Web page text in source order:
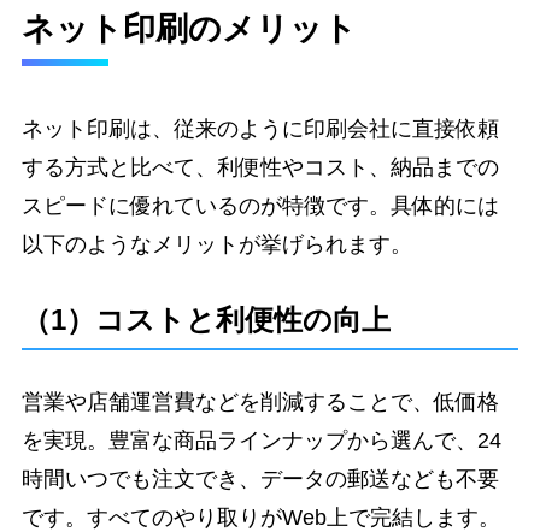
ネット印刷のメリット
ネット印刷は、従来のように印刷会社に直接依頼
する方式と比べて、利便性やコスト、納品までの
スピードに優れているのが特徴です。具体的には
以下のようなメリットが挙げられます。
（1）コストと利便性の向上
営業や店舗運営費などを削減することで、低価格
を実現。豊富な商品ラインナップから選んで、24
時間いつでも注文でき、データの郵送なども不要
です。すべてのやり取りがWeb上で完結します。